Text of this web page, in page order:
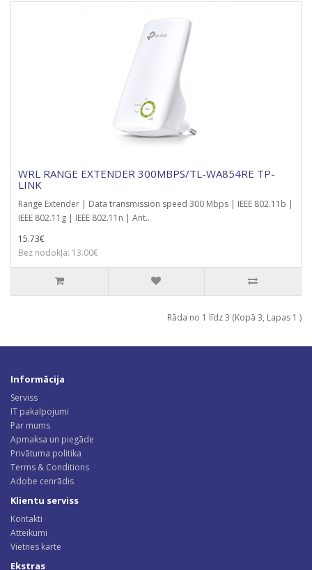
WRL RANGE EXTENDER 300MBPS/TL-WA854RE TP-
LINK
Range Extender | Data transmission speed 300 Mbps | IEEE 802.11b |
IEEE 802.11g | IEEE 802.11n | Ant..
15.73€
Bez nodokļa: 13.00€
Rāda no 1 līdz 3 (Kopā 3, Lapas 1 )
Informācija
Serviss
IT pakalpojumi
Par mums
Apmaksa un piegāde
Privātuma politika
Terms & Conditions
Adobe cenrādis
Klientu serviss
Kontakti
Atteikumi
Vietnes karte
Ekstras